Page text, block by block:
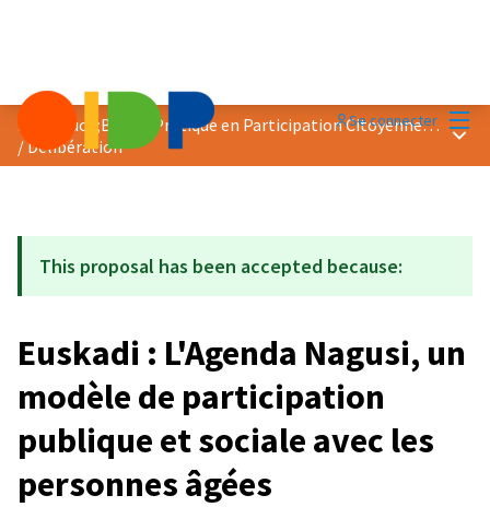
Se connecter
Prix &quot;Bonne Pratique en Participation Citoyenne&quot; 2023
/Délibération
This proposal has been accepted because:
Euskadi : L'Agenda Nagusi, un
modèle de participation
publique et sociale avec les
personnes âgées